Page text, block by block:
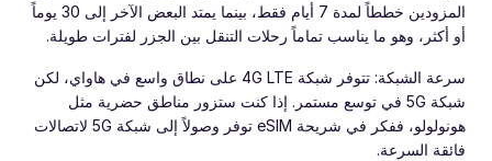
المزودين خططاً لمدة 7 أيام فقط، بينما يمتد البعض الآخر إلى 30 يوماً
أو أكثر، وهو ما يناسب تماماً رحلات التنقل بين الجزر لفترات طويلة.
سرعة الشبكة: تتوفر شبكة 4G LTE على نطاق واسع في هاواي، لكن
شبكة 5G في توسع مستمر. إذا كنت ستزور مناطق حضرية مثل
هونولولو، ففكر في شريحة eSIM توفر وصولاً إلى شبكة 5G لاتصالات
فائقة السرعة.